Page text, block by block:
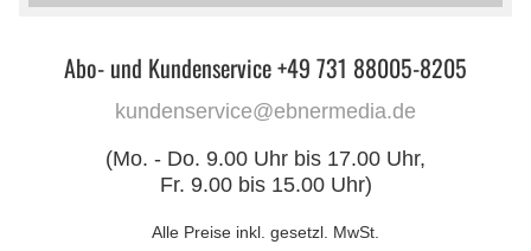
Abo- und Kundenservice +49 731 88005-8205
kundenservice@ebnermedia.de
(Mo. - Do. 9.00 Uhr bis 17.00 Uhr,
Fr. 9.00 bis 15.00 Uhr)
Alle Preise inkl. gesetzl. MwSt.